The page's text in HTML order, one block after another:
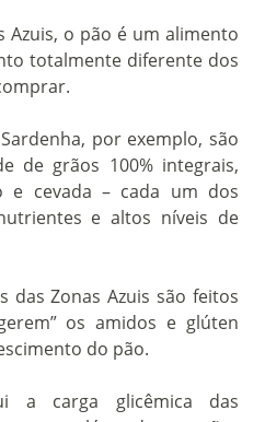
Azuis, o pão é um alimento
totalmente diferente dos
por exemplo, são
de grãos 100% integrais,
e cevada – cada um dos
e altos níveis de
das Zonas Azuis são feitos
os amidos e glúten
do pão.
a carga glicêmica das